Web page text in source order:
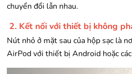
chuyển đổi lẫn nhau.
2. Kết nối với thiết bị không
Nút nhỏ ở mặt sau của hộp sạc là
AirPod với thiết bị Android hoặc